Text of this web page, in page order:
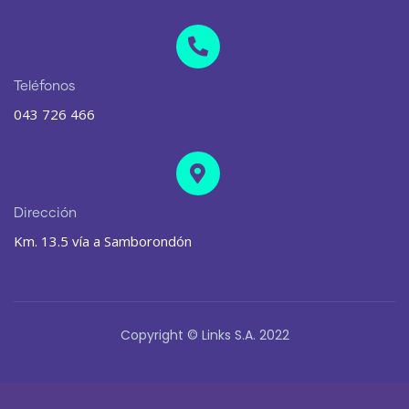
Teléfonos
043 726 466
Dirección
Km. 13.5 vía a Samborondón
Copyright © Links S.A. 2022